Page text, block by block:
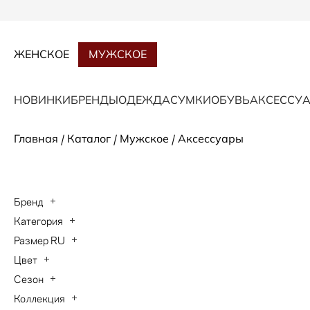
ЖЕНСКОЕ МУЖСКОЕ
НОВИНКИБРЕНДЫОДЕЖДАСУМКИОБУВЬ
Главная / Каталог / Мужское / Аксессуары
Бренд
BOGNER
HUGO BOSS
Paul Shark
Категория
Галстуки
Кепки
Перчатки
Размер RU
Onesize
Цвет
бежевый
Сезон
Осень-Зима 2026
Коллекция